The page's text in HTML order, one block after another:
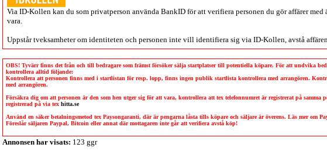
Via ID-Kollen kan du som privatperson använda BankID för att verifiera personen du gör affärer med
vara.
Uppstår tveksamheter om identiteten och personen inte vill identifiera sig via ID-Kollen , avstå
OBS! Tyvärr finns det från och till bedragare som främst försöker sälja startplatser till potentiella köpare. För att undvika
kontrollera alltid följande:
Kontrollera att personen finns med i startlistan för resp. lopp, finns ingen publik startlista kontrollera med arrangören.
med arrangören.
Försäkra dig om att personen är den som hen utger sig för att vara, kontrollera att tex telefonnumret är registrerat på samma
registrerad på via tex hitta.se
Använd en säker betalningsmetod tex Paysongaranti, där är pengarna låsta tills köpare och säljare är överens. Läs mer om
Föreslår säljaren Paypal, Bitcoin eller annat där mottagaren inte går att verifiera avstå köp!
Annonsen har visats: 123 ggr